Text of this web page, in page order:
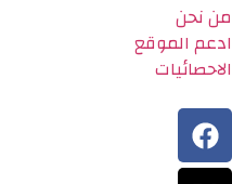
من نحن
ادعم الموقع
الاحصائيات